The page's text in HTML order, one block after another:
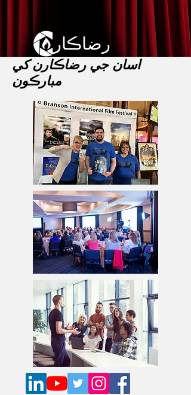
رضاڪار
اسان جي رضاڪارن کي
مبارڪون